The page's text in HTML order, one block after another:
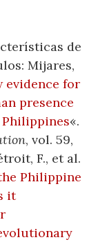
de
Mijares,
evidence for
presence
Philippines«.
, vol. 59,
F., et al.
Philippine
it